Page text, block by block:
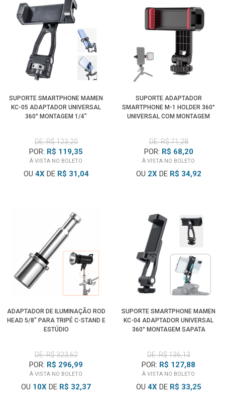
SUPORTE SMARTPHONE MAMEN
KC-05 ADAPTADOR UNIVERSAL
360° MONTAGEM 1/4"
DE: R$ 123,20
POR: R$ 119,35
À VISTA NO BOLETO
OU 4XDE R$ 31,04
SUPORTE ADAPTADOR
SMARTPHONE M-1 HOLDER 360°
UNIVERSAL COM MONTAGEM
DE: R$ 71,28
POR: R$ 68,20
À VISTA NO BOLETO
OU 2XDE R$ 34,92
ADAPTADOR DE ILUMINAÇÃO ROD
HEAD 5/8" PARA TRIPÉ C-STAND E
ESTÚDIO
DE: R$ 323,62
POR: R$ 296,99
À VISTA NO BOLETO
OU 10X DE R$ 32,37
SUPORTE SMARTPHONE MAMEN
KC-04 ADAPTADOR UNIVERSAL
360° MONTAGEM SAPATA
DE: R$ 136,13
POR: R$ 127,88
À VISTA NO BOLETO
OU 4XDE R$ 33,25